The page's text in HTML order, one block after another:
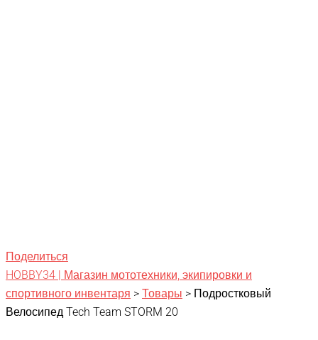
Поделиться
HOBBY34 | Магазин мототехники, экипировки и
спортивного инвентаря > Товары > Подростковый
Велосипед Tech Team STORM 20